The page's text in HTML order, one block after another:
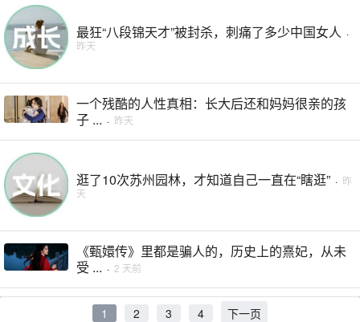
最狂“八段锦天才”被封杀，刺痛了多少中国女人 ·
昨天
一个残酷的人性真相：长大后还和妈妈很亲的孩
子 ... · 昨天
逛了10次苏州园林，才知道自己一直在“瞎逛” · 昨
天
《甄嬛传》里都是骗人的，历史上的熹妃，从未
受 ... · 2 天前
1 2 3 4 下一页